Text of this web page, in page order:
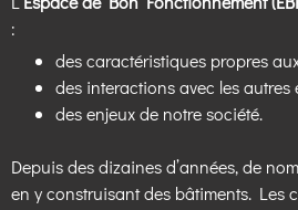
:
des caractéristiques propres
des interactions avec les autres
des enjeux de notre société.
Depuis des dizaines d’années, de
en y construisant des bâtiments. Les